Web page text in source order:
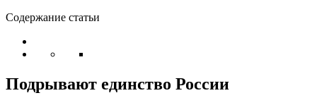
Содержание статьи
Подрывают единство России